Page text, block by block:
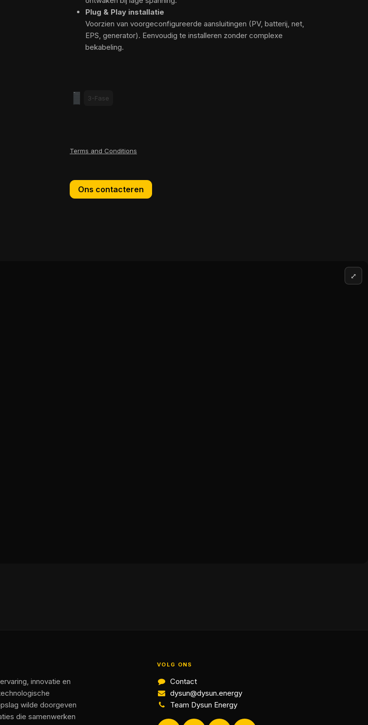
Plug & Play installatie
Voorzien van voorgeconfigureerde aansluitingen (PV, batterij, net,
EPS, generator). Eenvoudig te installeren zonder complexe
bekabeling.
3-Fase
Terms and Conditions
Ons contacteren
innovatie en
wilde doorgeven
die samenwerken
VOLG ONS
Contact
dysun@dysun.energy
Team Dysun Energy